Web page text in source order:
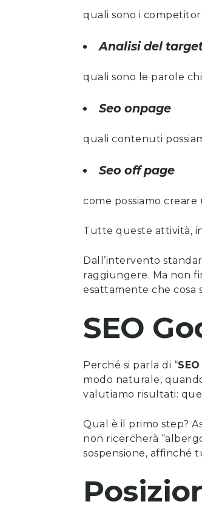
quali sono i
Analisi del
quali sono le parole
Seo onpage
quali contenuti
Seo off page
come possiamo
Tutte queste attività,
Dall’intervento
raggiungere. Ma non
esattamente che cosa
SEO
Perché si parla di “
modo naturale,
valutiamo risultati:
Qual è il primo step?
non ricercherà
sospensione, affinché